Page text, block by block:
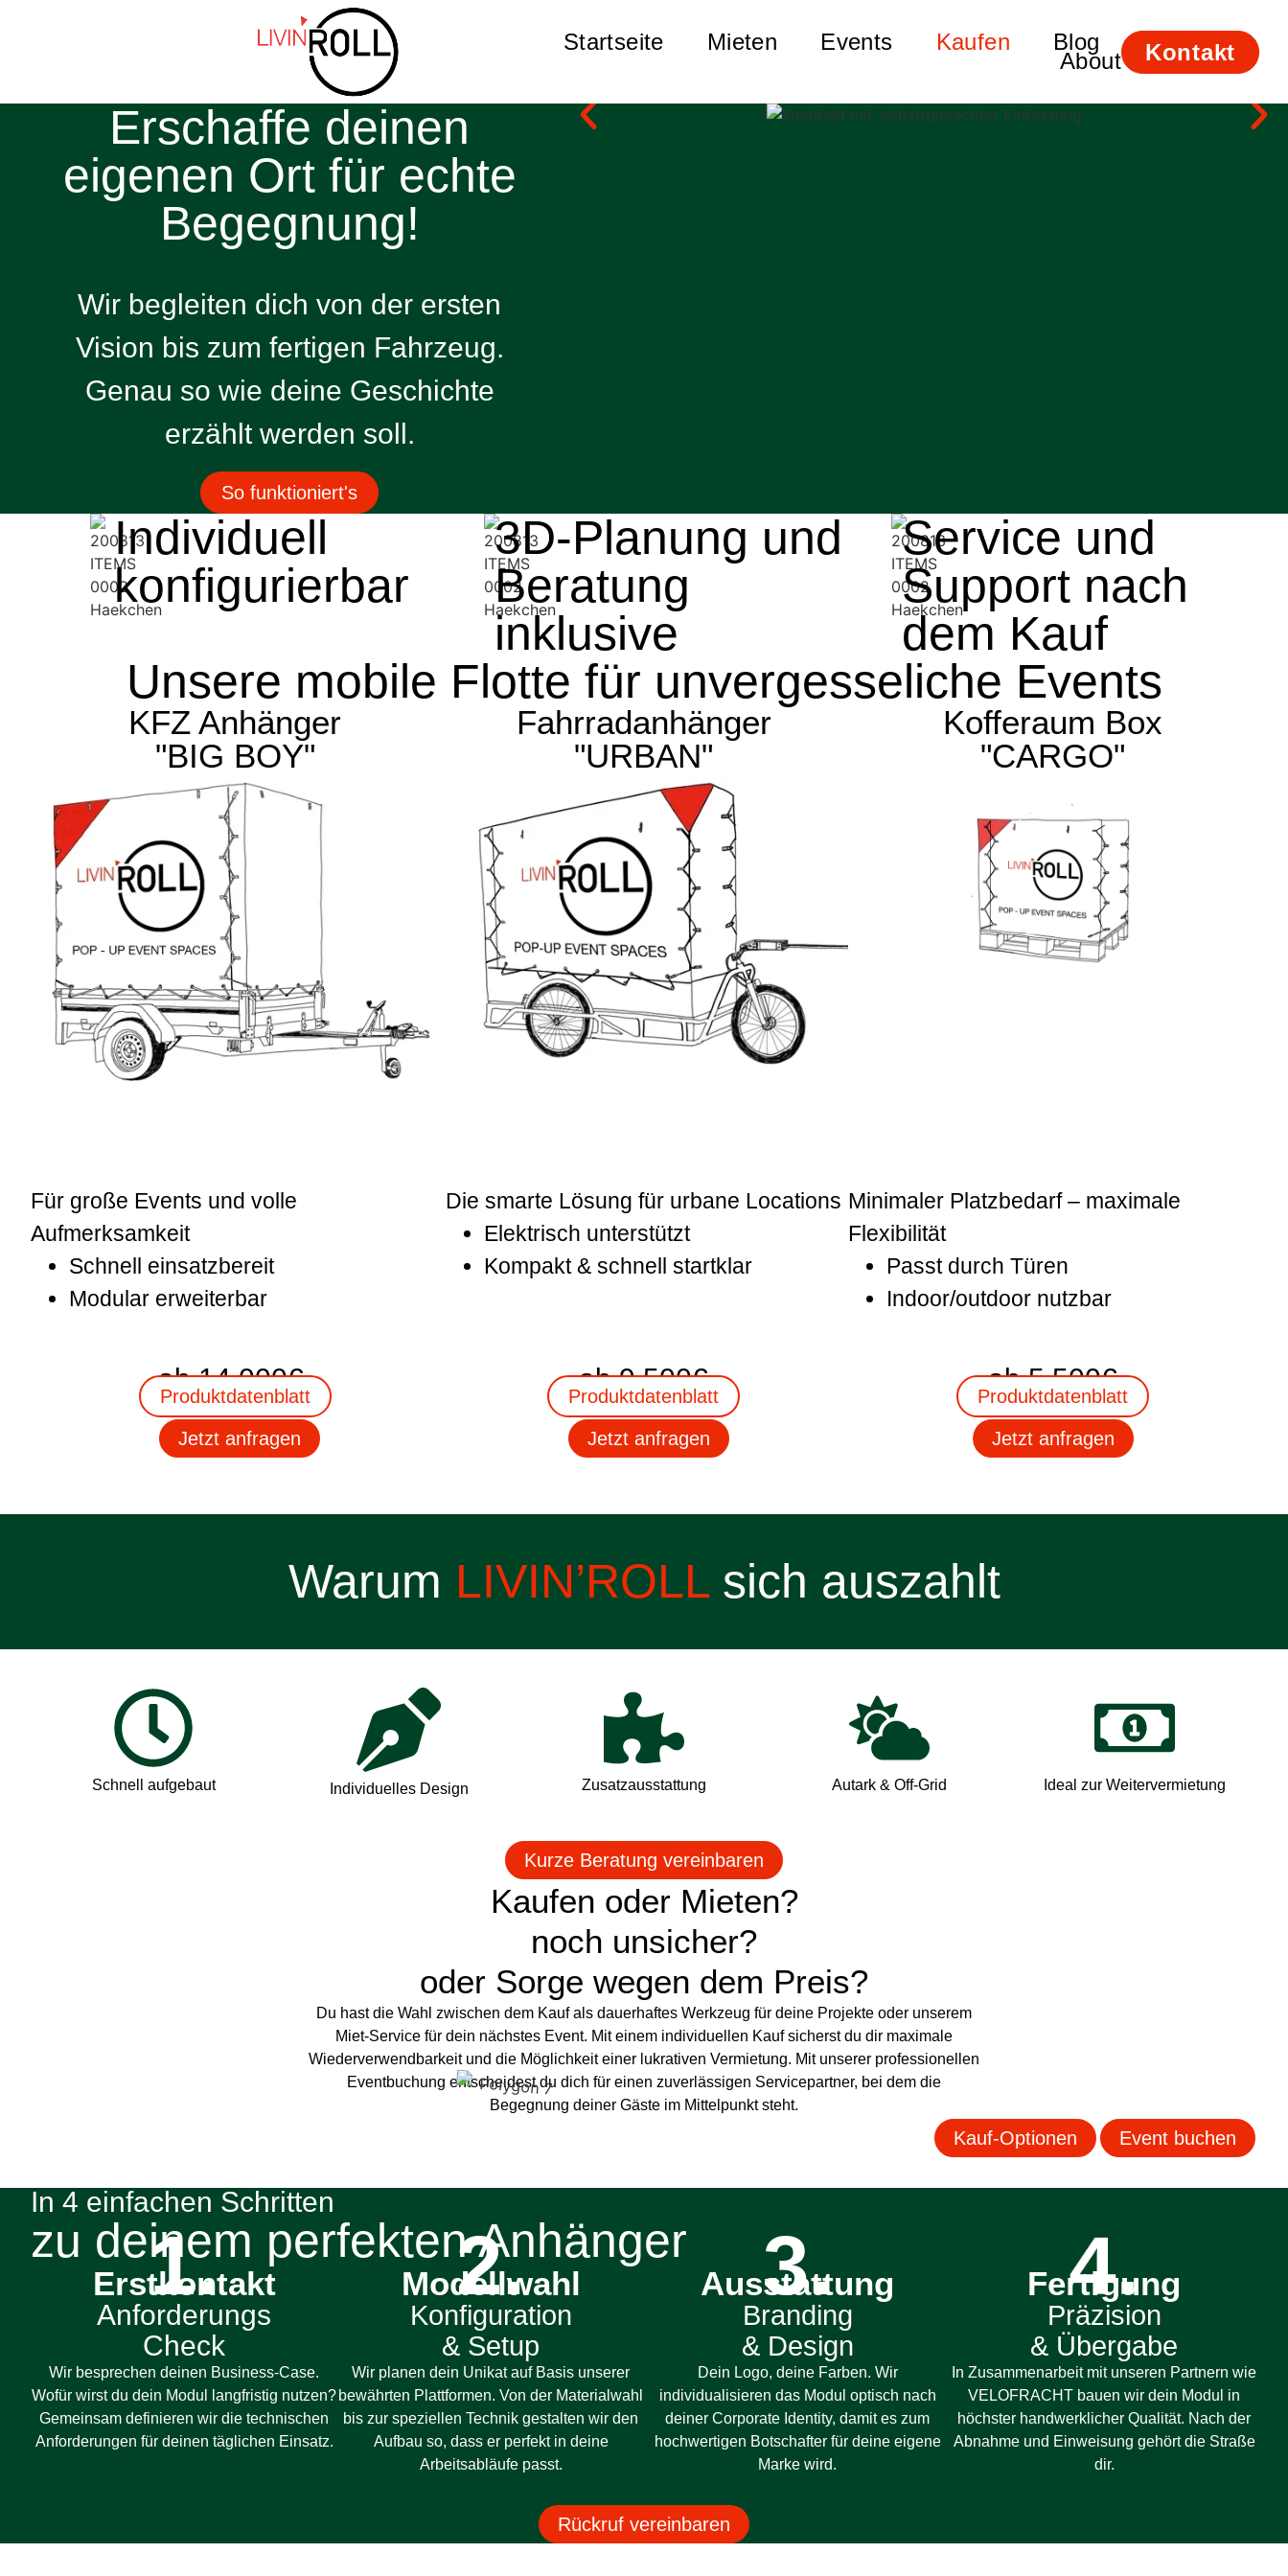
Startseite Mieten Events Kaufen Blog
About Kontakt
Erschaffe deinen
eigenen Ort für echte
Begegnung!
Wir begleiten dich von der ersten
Vision bis zum fertigen Fahrzeug.
Genau so wie deine Geschichte
erzählt werden soll.
So funktioniert's
Individuell
konfigurierbar
3D-Planung und
Beratung
inklusive
Service und
Support nach
dem Kauf
Unsere mobile Flotte für unvergesseliche Events
KFZ Anhänger
"BIG BOY"
Für große Events und volle
Aufmerksamkeit
Schnell einsatzbereit
Modular erweiterbar
ab 14.000€
Produktdatenblatt
Jetzt anfragen
Fahrradanhänger
"URBAN"
Die smarte Lösung für urbane Locations
Elektrisch unterstützt
Kompakt & schnell startklar
ab 9.500€
Produktdatenblatt
Jetzt anfragen
Kofferaum Box
"CARGO"
Minimaler Platzbedarf – maximale
Flexibilität
Passt durch Türen
Indoor/outdoor nutzbar
ab 5.500€
Produktdatenblatt
Jetzt anfragen
Warum LIVIN’ROLLsich auszahlt
Schnell aufgebaut Individuelles Design Zusatzausstattung Autark & Off-Grid Ideal zur Weitervermietung
Kurze Beratung vereinbaren
Kaufen oder Mieten?
noch unsicher?
oder Sorge wegen dem Preis?
Du hast die Wahl zwischen dem Kauf als dauerhaftes Werkzeug für deine Projekte oder unserem
Miet-Service für dein nächstes Event. Mit einem individuellen Kauf sicherst du dir maximale
Wiederverwendbarkeit und die Möglichkeit einer lukrativen Vermietung. Mit unserer professionellen
Eventbuchung entscheidest du dich für einen zuverlässigen Servicepartner, bei dem die
Begegnung deiner Gäste im Mittelpunkt steht.
Kauf-Optionen Event buchen
In 4 einfachen Schritten
zu deinem perfekten Anhänger
1.
Erstkontakt
Anforderungs
Check
Wir besprechen deinen Business-Case.
Wofür wirst du dein Modul langfristig nutzen?
Gemeinsam definieren wir die technischen
Anforderungen für deinen täglichen Einsatz.
2.
Modellwahl
Konfiguration
& Setup
Wir planen dein Unikat auf Basis unserer
bewährten Plattformen. Von der Materialwahl
bis zur speziellen Technik gestalten wir den
Aufbau so, dass er perfekt in deine
Arbeitsabläufe passt.
3.
Ausstattung
Branding
& Design
Dein Logo, deine Farben. Wir
individualisieren das Modul optisch nach
deiner Corporate Identity, damit es zum
hochwertigen Botschafter für deine eigene
Marke wird.
4.
Fertigung
Präzision
& Übergabe
In Zusammenarbeit mit unseren Partnern wie
VELOFRACHT bauen wir dein Modul in
höchster handwerklicher Qualität. Nach der
Abnahme und Einweisung gehört die Straße
dir.
Rückruf vereinbaren